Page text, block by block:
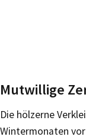
Mutwillige
Die hölzerne
Wintermonaten